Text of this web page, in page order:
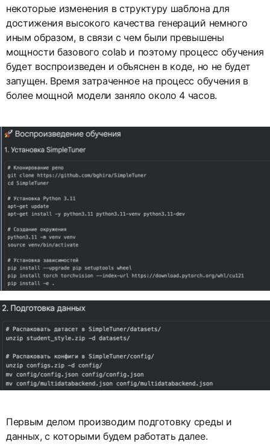
некоторые изменения в структуру шаблона для
достижения высокого качества генераций немного
иным образом, в связи с чем были превышены
мощности базового colab и поэтому процесс обучения
будет воспроизведен и объяснен в коде, но не будет
запущен. Время затраченное на процесс обучения в
более мощной модели заняло около 4 часов.
Первым делом производим подготовку среды и
данных, с которыми будем работать далее.